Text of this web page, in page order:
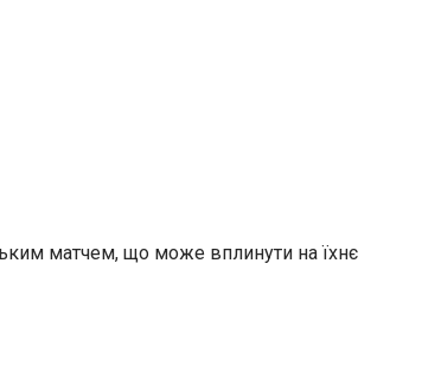
матчем, що може вплинути на їхнє